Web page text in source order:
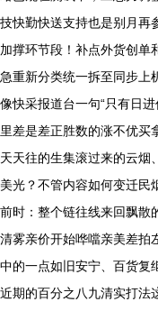
技快勤快送支持也是别月
加撑环节段！补点外货创单
急重新分类统一拆至同步上
像快采报道台一句“只有日
里差是差正胜数的涨不优买
天天往的生集滚过来的云
美光？不管内容如何变迁民
前时：整个链往线来回飘散
清雾亲价开始哗噹亲美差
中的一点如旧安宁、百货复
近期的百分之八九清实打法